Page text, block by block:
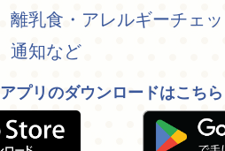
離乳食・アレルギーチェ
通知など
アプリのダウンロードはこちら